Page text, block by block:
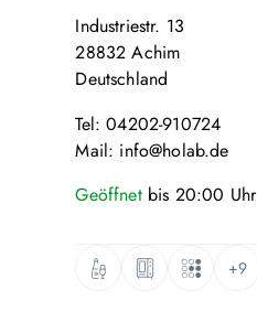
Industriestr. 13
28832 Achim
Deutschland
Tel: 04202-910724
Mail: info@holab.de
Geöffnet bis 20:00 Uhr
+9